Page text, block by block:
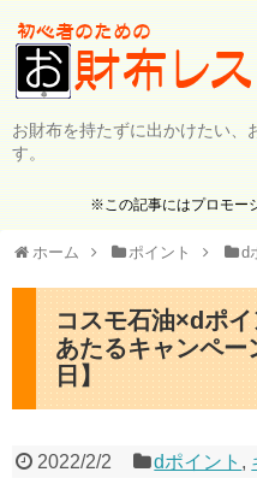
お財布を持たずに出かけたい、
す。
※この記事にはプロモー
ホーム ポイント d
コスモ石油×dポ
あたるキャンペー
日】
2022/2/2 dポイント ,